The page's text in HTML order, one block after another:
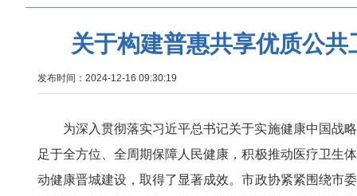
关于构建普惠共享优质公
发布时间：2024-12-16 09:30:19
为深入贯彻落实习近平总书记关于实施健康中国战
足于全方位、全周期保障人民健康，积极推动医疗卫生
动健康晋城建设，取得了显著成效。市政协紧紧围绕市